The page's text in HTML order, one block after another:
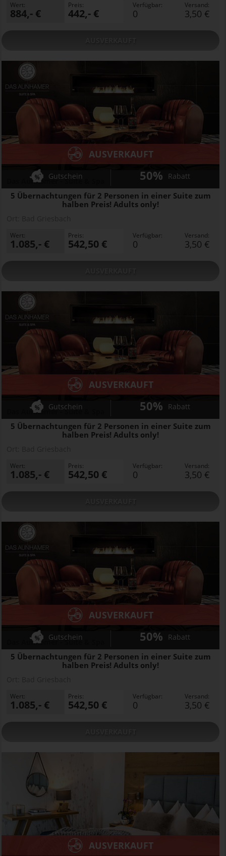
Wert:
884,- €
Preis:
442,- €
Verfügbar:
0
Versand:
3,50 €
Das Aunhamer - Suite & Spa
5 Übernachtungen für 2 Personen in einer Suite zum
halben Preis! Adults only!
AUSVERKAUFT
Gutschein 50% Rabatt
Wert:
1.085,- €
Preis:
542,50 €
Verfügbar:
0
Versand:
3,50 €
Das Aunhamer - Suite & Spa
5 Übernachtungen für 2 Personen in einer Suite zum
halben Preis! Adults only!
AUSVERKAUFT
Gutschein 50% Rabatt
Wert:
1.085,- €
Preis:
542,50 €
Verfügbar:
0
Versand:
3,50 €
Das Aunhamer - Suite & Spa
5 Übernachtungen für 2 Personen in einer Suite zum
halben Preis! Adults only!
AUSVERKAUFT
Gutschein 50% Rabatt
Wert:
1.085,- €
Preis:
542,50 €
Verfügbar:
0
Versand:
3,50 €
AUSVERKAUFT